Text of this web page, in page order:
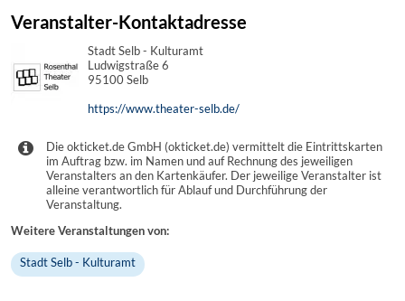
Veranstalter-Kontaktadresse
Stadt Selb - Kulturamt
Ludwigstraße 6
95100 Selb
https://www.theater-selb.de/
Die okticket.de GmbH (okticket.de) vermittelt die Eintrittskarten
im Auftrag bzw. im Namen und auf Rechnung des jeweiligen
Veranstalters an den Kartenkäufer. Der jeweilige Veranstalter ist
alleine verantwortlich für Ablauf und Durchführung der
Veranstaltung.
Weitere Veranstaltungen von:
Stadt Selb - Kulturamt